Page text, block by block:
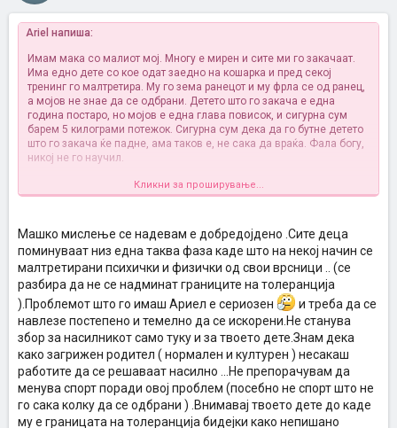
Ariel напиша:
Имам мака со малиот мој. Многу е мирен и сите ми го закачаат.
Има едно дете со кое одат заедно на кошарка и пред секој
тренинг го малтретира. Му го зема ранецот и му фрла се од ранец,
а мојов не знае да се одбрани. Детето што го закача е една
година постаро, но мојов е една глава повисок, и сигурна сум
барем 5 килограми потежок. Сигурна сум дека да го бутне детето
што го закача ќе падне, ама таков е, не сака да враќа. Фала богу,
никој не го научил.
Лани на крајот на годината веќе не сакаше да оди на кошарка, па
потоа преку лето се премисли. Сега не оди ни еден месец на
што го закача.
Знам дека една од работите кои треба да ги преземам е да го
запишам на нешто што ќе му помогне да се одбрани, но верувам
дека ќе помине време додека можеме да видиме резултати. Во
меѓувреме, не знам што да правам со кошарката. Не сакам да го
отпишам затоа што не сакам да го научам дека кога ќе му згусти
треба да се откаже. Од друга страна, не сакам ни да му
продолжат фрустрациите, особено што не знам во која насока ќе
се одвиваат.
И не е само ова со кошарката, еве сега ми кажа дека три деца од
негово одделение денес го закачале. Го бутнале, ама не паднал.
Тој и не ги сфаќа работите толку трагично каолку што ги сфаќам
Кликни за проширување...
Машко мислење се надевам е добредојдено .Сите деца
поминуваат низ една таква фаза каде што на некој начин се
малтретирани психички и физички од свои врсници .. (се
разбира да не се надминат границите на толеранција
).Проблемот што го имаш Ариел е сериозен
и треба да се
навлезе постепено и темелно да се искорени.Не станува
збор за насилникот само туку и за твоето дете.Знам дека
како загрижен родител ( нормален и културен ) несакаш
работите да се решаваат насилно ...Не препорачувам да
менува спорт поради овој проблем (посебно не спорт што не
го сака колку да се одбрани ) .Внимавај твоето дете до каде
му е границата на толеранција бидејки како непишано